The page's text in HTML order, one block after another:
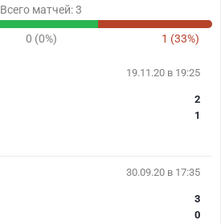
Всего матчей: 3
0 (0%) 1 (33%)
19.11.20 в 19:25
2
1
30.09.20 в 17:35
3
0